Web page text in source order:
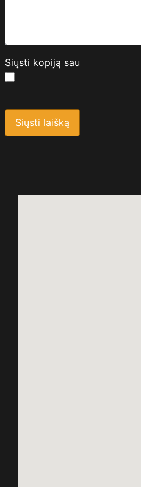
Siųsti kopiją sau
Saugos kodas
Siųsti laišką